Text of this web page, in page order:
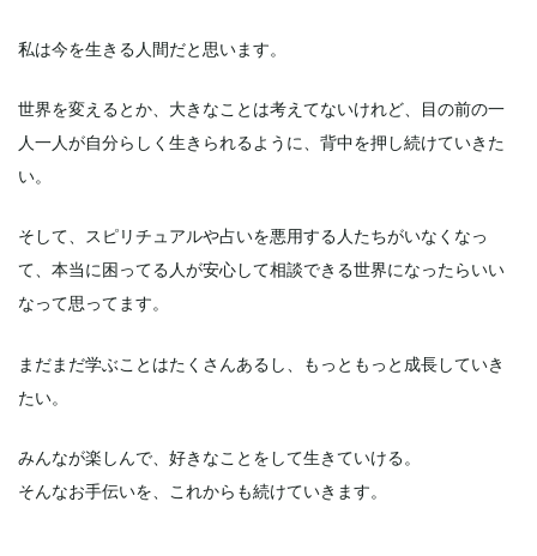
私は今を生きる人間だと思います。
世界を変えるとか、大きなことは考えてないけれど、目の前の一
人一人が自分らしく生きられるように、背中を押し続けていきた
い。
そして、スピリチュアルや占いを悪用する人たちがいなくなっ
て、本当に困ってる人が安心して相談できる世界になったらいい
なって思ってます。
まだまだ学ぶことはたくさんあるし、もっともっと成長していき
たい。
みんなが楽しんで、好きなことをして生きていける。
そんなお手伝いを、これからも続けていきます。